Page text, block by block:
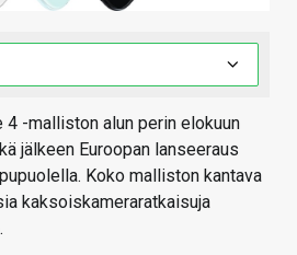
-malliston alun perin elokuun
jälkeen Euroopan lanseeraus
Koko malliston kantava
kaksoiskameraratkaisuja